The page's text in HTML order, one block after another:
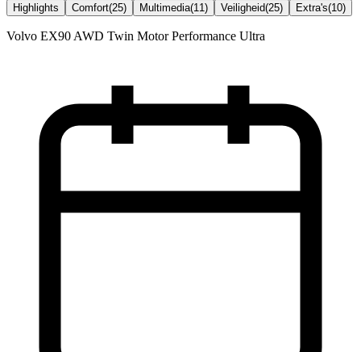
Highlights
Comfort(25) Multimedia(11) Veiligheid(25) Extra's(10)
Volvo EX90 AWD Twin Motor Performance Ultra